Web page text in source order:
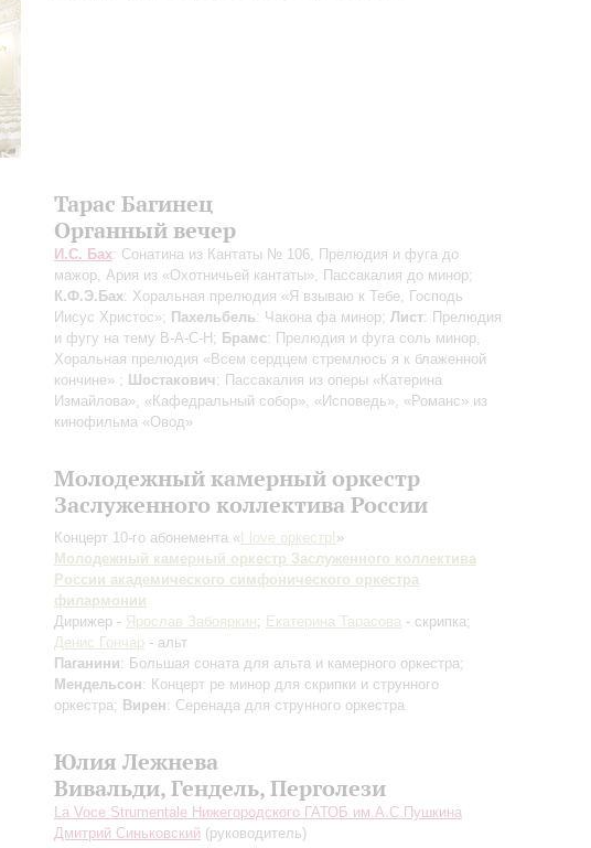
Тарас Багинец
Органный вечер
И.С. Бах: Сонатина из Кантаты № 106, Прелюдия и фуга до
мажор, Ария из «Охотничьей кантаты», Пассакалия до минор;
К.Ф.Э.Бах: Хоральная прелюдия «Я взываю к Тебе, Господь
Иисус Христос»; Пахельбель: Чакона фа минор; Лист: Прелюдия
и фугу на тему В-А-С-Н; Брамс: Прелюдия и фуга соль минор,
Хоральная прелюдия «Всем сердцем стремлюсь я к блаженной
кончине» ; Шостакович: Пассакалия из оперы «Катерина
Измайлова», «Кафедральный собор», «Исповедь», «Романс» из
кинофильма «Овод»
Молодежный камерный оркестр
Заслуженного коллектива России
Концерт 10-го абонемента « I love оркестр! »
Молодежный камерный оркестр Заслуженного коллектива
России академического симфонического оркестра
филармонии
Дирижер - Ярослав Забояркин; Екатерина Тарасова - скрипка;
Денис Гончар - альт
Паганини: Большая соната для альта и камерного оркестра;
Мендельсон: Концерт ре минор для скрипки и струнного
оркестра; Вирен: Серенада для струнного оркестра
Юлия Лежнева
Вивальди, Гендель, Перголези
La Voce Strumentale Нижегородского ГАТОБ им.А.С.Пушкина
Дмитрий Синьковский (руководитель)